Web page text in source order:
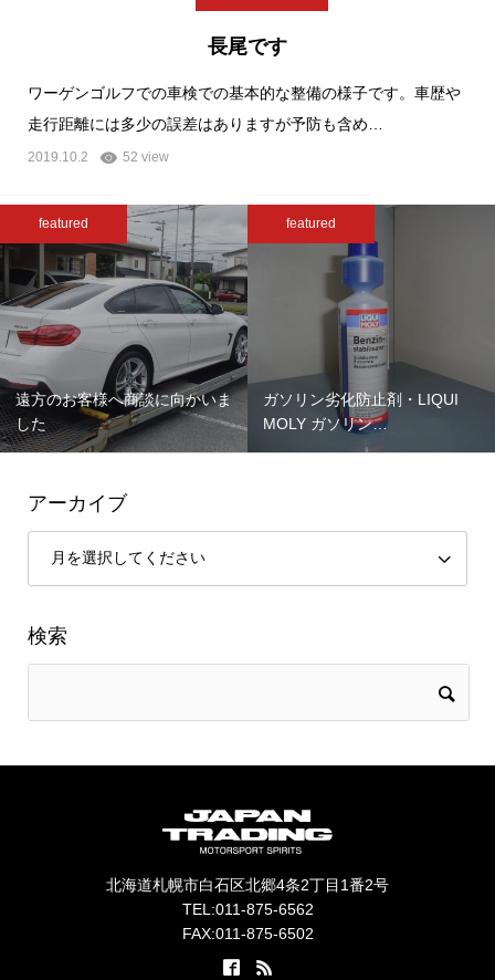
長尾です
ワーゲンゴルフでの車検での基本的な整備の様子です。車歴や
走行距離には多少の誤差はありますが予防も含め…
2019.10.2 52 view
featured
遠方のお客様へ商談に向かいま
した
featured
ガソリン劣化防止剤・LIQUI
MOLY ガソリン…
アーカイブ
検索
北海道札幌市白石区北郷4条2丁目1番2号
TEL:011-875-6562
FAX:011-875-6502